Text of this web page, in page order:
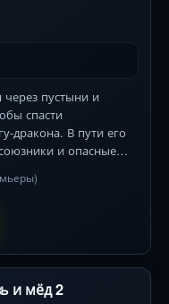
пустыни и
спасти
дракона. В пути его
и опасные
и мёд 2